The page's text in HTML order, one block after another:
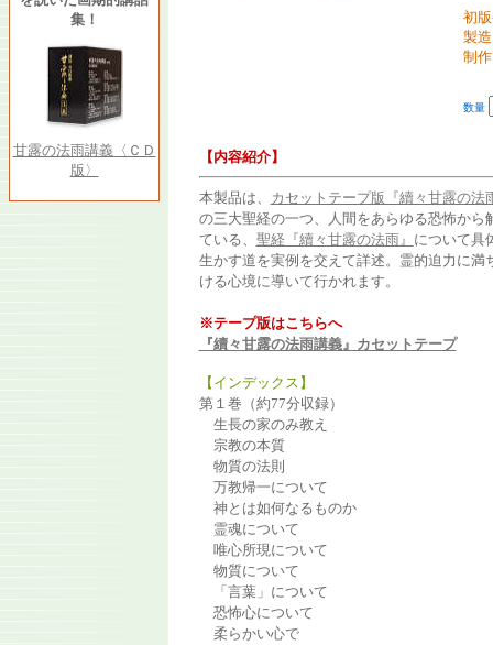
集！
甘露の法雨講義〈ＣＤ
版〉
初
製
制
数量
【内容紹介】
本製品は、
カセットテープ版『續々甘露の法
の三大聖経の一つ、人間をあらゆる恐怖か
ている、 聖経『續々甘露の法雨』 について具
生かす道を実例を交えて詳述。霊的迫力に
ける心境に導いて行かれます。
※テープ版はこちらへ
『續々甘露の法雨講義』カセットテープ
【インデックス】
第１巻（約77分収録）
生長の家のみ教え
宗教の本質
物質の法則
万教帰一について
神とは如何なるものか
霊魂について
唯心所現について
物質について
「言葉」について
恐怖心について
柔らかい心で